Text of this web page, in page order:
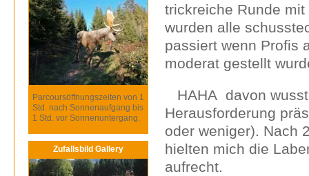
Parcoursöffnungszeiten von 1
Std. nach Sonnenaufgang bis
1 Std. vor Sonnenuntergang.
Zufallsbild Gallery
trickreiche Runde
wurden alle
passiert wenn Profis
moderat gestellt
HAHA davon
Herausforderung
oder weniger). Nach
hielten mich die
aufrecht.